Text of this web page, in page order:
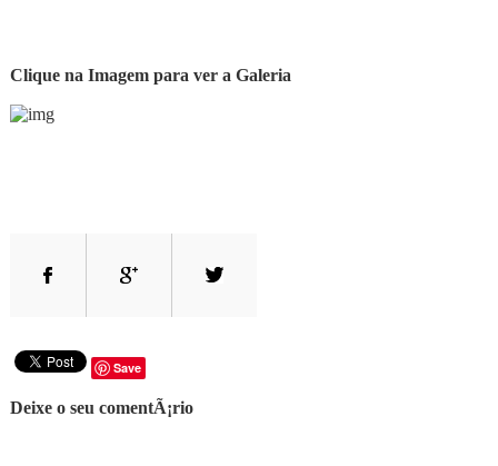
Clique na Imagem para ver a Galeria
Save
Deixe o seu comentÃ¡rio